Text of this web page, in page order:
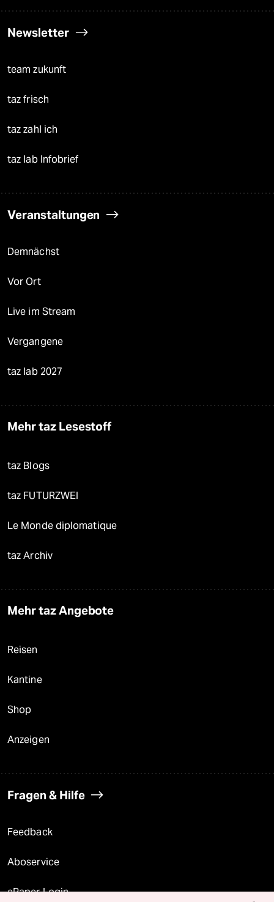
Newsletter
team zukunft
taz frisch
taz zahl ich
taz lab Infobrief
Veranstaltungen
Demnächst
Vor Ort
Live im Stream
Vergangene
taz lab 2027
Mehr taz Lesestoff
taz Blogs
taz FUTURZWEI
Le Monde diplomatique
taz Archiv
Mehr taz Angebote
Reisen
Kantine
Shop
Anzeigen
Fragen & Hilfe
Feedback
Aboservice
ePaper Login